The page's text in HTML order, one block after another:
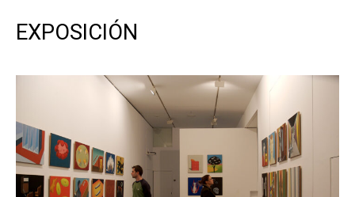
EXPOSICIÓN